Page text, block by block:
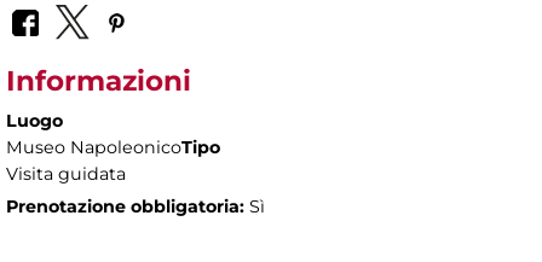
Informazioni
Luogo
Museo NapoleonicoTipo
Visita guidata
Prenotazione obbligatoria: Sì